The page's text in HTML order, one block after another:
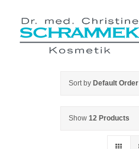
content
Sort by Default Order
Show 12 Products